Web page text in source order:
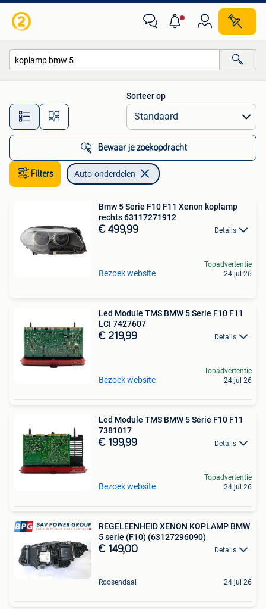
Alle afstanden…
Sorteer op
Bewaar je zoekopdracht
Filters Auto-onderdelen
Bmw 5 Serie F10 F11 Xenon koplamp
rechts 63117271912
€ 499,99 Details
Bezoek website
Topadvertentie
24 jul 26
Led Module TMS BMW 5 Serie F10 F11
LCI 7427607
€ 219,99 Details
Bezoek website
Topadvertentie
24 jul 26
Led Module TMS BMW 5 Serie F10 F11
7381017
€ 199,99 Details
Bezoek website
Topadvertentie
24 jul 26
REGELEENHEID XENON KOPLAMP BMW
5 serie (F10) (63127296090)
€ 149,00 Details
Roosendaal 24 jul 26